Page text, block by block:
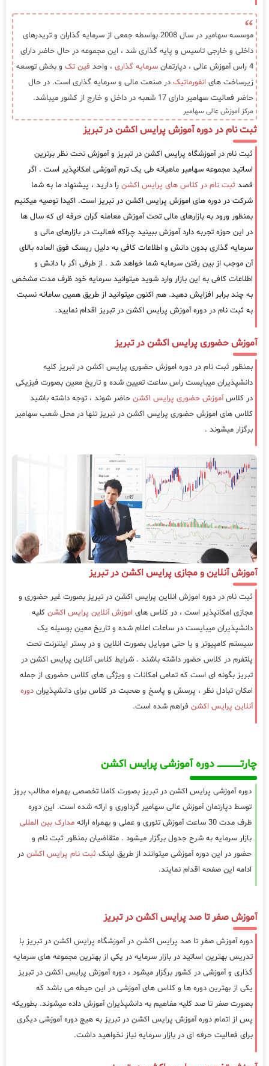
موسسه سهامیر در سال 2008 بواسطه جمعی از سرمایه گذاران و تریدرهای
داخلی و خارجی تاسیس و پایه گذاری شد ، این مجموعه در حال حاضر دارای
4 راس آموزش عالی ، دپارتمان
سرمایه گذاری ، واحد فین تک و بخش توسعه
زیرساخت های انفورماتیک در صنعت مالی و سرمایه گذاری است. در حال
حاضر فعالیت سهامیر دارای 17 شعبه در داخل و خارج از کشور میباشد.
مرکز آموزش عالی سهامیر
ثبت نام در دوره آموزش پرایس اکشن در تبریز
ثبت نام در آموزشگاه پرایس اکشن در تبریز و آموزش تحت نظر برترین
اساتید مجموعه سهامیر ماهیانه طی یک ترم آموزشی امکانپذیر است . اگر
قصد ثبت نام در کلاس های پرایس اکشن را دارید ، پیشنهاد ما به شما
شرکت در دوره های اموزش پرایس اکشن در تبریز است. اکیدا توصیه میکنیم
بمنظور ورود به بازارهای مالی تحت آموزش معامله گران حرفه ای که سال ها
در این حوزه تجربه دارد آموزش ببینید چراکه فعالیت در بازارهای مالی و
سرمایه گذاری بدون دانش و اطلاعات کافی به دلیل ریسک فوق العاده بالای
آن موجب از بین رفتن سرمایه شما خواهد شد . از طرفی اگر با دانش و
اطلاعات کافی به این بازار وارد شوید میتوانید سرمایه خود ظرف مدت مشخص
به چند برابر افزایش دهید. هم اکنون میتوانید از طریق همین سامانه نسبت
به ثبت نام در دوره آموزش پرایس اکشن در تبریز اقدام نمایید.
آموزش حضوری پرایس اکشن در تبریز
بمنظور ثبت نام در دوره اموزش حضوری پرایس اکشن در تبریز کلیه
دانشپذیران میبایست راس ساعت تعیین شده و تاریخ معین بصورت فیزیکی
در کلاسآموزش حضوری پرایس اکشن حاضر شوند ، توجه داشته باشید
کلاس های اموزش حضوری پرایس اکشن در تبریز تنها در محل شعب سهامیر
برگزار میشوند .
آموزش آنلاین و مجازی پرایس اکشن در تبریز
ثبت نام در دوره اموزش انلاین پرایس اکشن در تبریز بصورت غیر حضوری و
مجازی امکانپذیر است ، در کلاس های اموزش آنلاین پرایس اکشن کلیه
دانشپذیران میبایست در ساعات اعلام شده و تاریخ معین بوسیله یک
سیستم کامپیوتر و یا حتی موبایل بصورت انلاین و در بستر اینترنت تحت
پلتفرم در کلاس حضور داشته باشند . شرایط کلاس آنلاین پرایس اکشن در
تبریز بگونه ای است که تمامی امکانات و ویژگی های کلاس حضوری از جمله
امکان تبادل نظر ، پرسش و پاسخ و صحبت در کلاس برای دانشپذیران دوره
آنلاین پرایس اکشن فراهم شده است.
چارتـــــــــــــــــــ دوره آموزشی پرایس اکشن
دوره آموزشی پرایس اکشن در تبریز بصورت کاملا تخصصی بهمراه مطالب بروز
توسط دپارتمان آموزش عالی سهامیر گرداوری و ارائه شده است. این دوره
ظرف مدت 30 ساعت آموزش تئوری و عملی و بهمراه ارائه
مدارک بین المللی
بازار سرمایه به شرح جدول برگزار میشود . متقاضیان بمنظور ثبت نام و
حضور در این دوره آموزشی میتوانند از طریق لینک ثبت نام پرایس اکشن در
ادامه این صفحه اقدام نمایند.
آموزش صفر تا صد پرایس اکشن در تبریز
دوره آموزش صفر تا صد پرایس اکشن در آموزشگاه پرایس اکشن در تبریز با
تدریس بهترین اساتید در بازار سرمایه در یکی از بهترین مجموعه های سرمایه
گذاری و آموزشی در کشور برگزار میشود ، دوره آموزش پرایس اکشن در تبریز
یکی از بهترین دوره ها و کلاس های آموزشی در این حیطه می باشد که
بصورت صفر تا صد کلیه مفاهیم به دانشپذیران آموزش داده میشوند. بطوریکه
پس از اتمام دوره آموزش پرایس اکشن در تبریز به هیج دوره آموزشی دیگری
برای فعالیت حرفه ای در بازار سرمایه نیاز نخواهید داشت.